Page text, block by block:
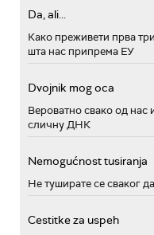
Da, ali...
Како преживети прва
шта нас припрема ЕУ
Dvojnik mog oca
Вероватно свако од нас
сличну ДНК
Nemogućnost tusiranja
Не туширате се сваког
Cestitke za uspeh